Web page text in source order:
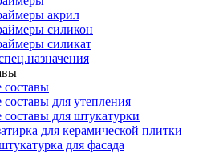
акрил
силикон
силикат
составы
для утепления
для штукатурки
для керамической плитки
для фасада